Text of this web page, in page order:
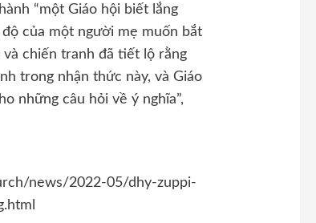
“một Giáo hội biết lắng
của một người mẹ muốn bắt
chiến tranh đã tiết lộ rằng
trong nhận thức này, và Giáo
những câu hỏi về ý nghĩa”,
news/2022-05/dhy-zuppi-